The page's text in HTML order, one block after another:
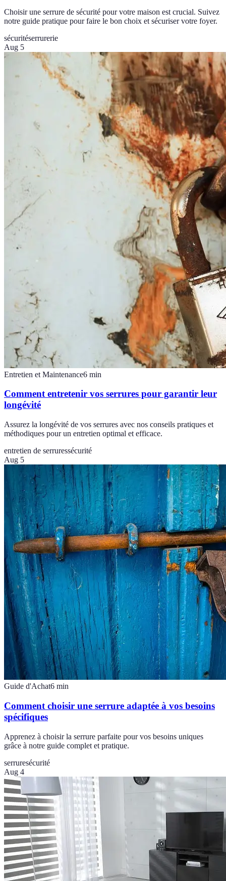
Choisir une serrure de sécurité pour votre maison est crucial. Suivez
notre guide pratique pour faire le bon choix et sécuriser votre foyer.
sécuritéserrurerie
Aug 5
Entretien et Maintenance6 min
Comment entretenir vos serrures pour garantir leur
longévité
Assurez la longévité de vos serrures avec nos conseils pratiques et
méthodiques pour un entretien optimal et efficace.
entretien de serruressécurité
Aug 5
Guide d'Achat6 min
Comment choisir une serrure adaptée à vos besoins
spécifiques
Apprenez à choisir la serrure parfaite pour vos besoins uniques
grâce à notre guide complet et pratique.
serruresécurité
Aug 4